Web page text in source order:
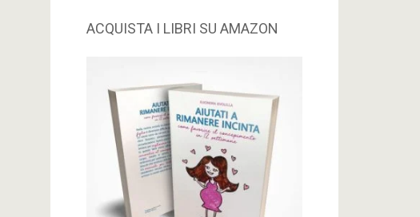
ACQUISTA I LIBRI SU AMAZON